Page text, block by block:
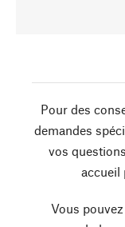
Pour des
demandes
vos
accueil
Vous